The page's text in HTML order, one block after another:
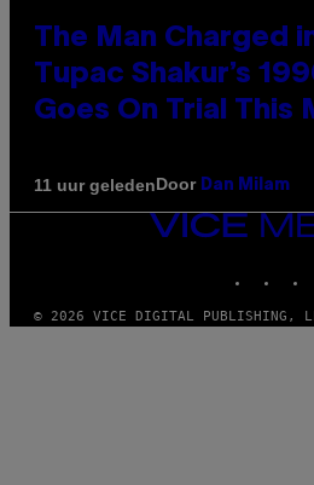
The Man Charged
Tupac Shakur’s
Goes On Trial This
11 uur geledenDoor Dan Milam
VICE
© 2026 VICE DIGITAL PUBLISHING,